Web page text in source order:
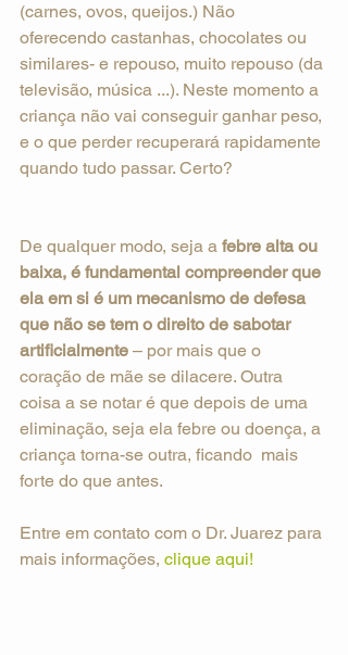
(carnes, ovos, queijos.) Não
oferecendo castanhas, chocolates ou
similares- e repouso, muito repouso (da
televisão, música ...). Neste momento a
criança não vai conseguir ganhar peso,
e o que perder recuperará rapidamente
quando tudo passar. Certo?
De qualquer modo, seja a febre alta ou
baixa, é fundamental compreender que
ela em si é um mecanismo de defesa
que não se tem o direito de sabotar
artificialmente – por mais que o
coração de mãe se dilacere. Outra
coisa a se notar é que depois de uma
eliminação, seja ela febre ou doença, a
criança torna-se outra, ficando  mais
forte do que antes.
Entre em contato com o Dr. Juarez para
mais informações, clique aqui!